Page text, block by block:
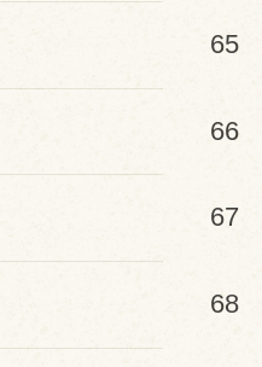
65
66
67
68